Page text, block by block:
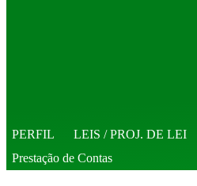
PERFIL LEIS / PROJ. DE LEI
Prestação de Contas